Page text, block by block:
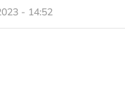
- 14:52